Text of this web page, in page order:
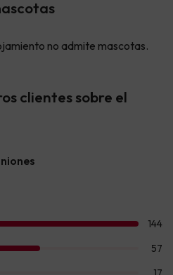
no admite mascotas.
clientes sobre el